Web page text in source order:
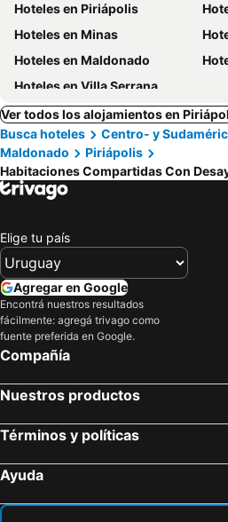
Hoteles en Piriápolis
Hoteles en Minas
Hoteles en Maldonado
Hoteles en Villa Serrana
Ver todos los alojamientos en
Busca hoteles
Centro- y
Maldonado
Piriápolis
Habitaciones Compartidas Con
Elige tu país
Agregar en Google
Encontrá nuestros resultados
fácilmente: agregá trivago como
fuente preferida en Google.
Compañía
Nuestros productos
Términos y políticas
Ayuda